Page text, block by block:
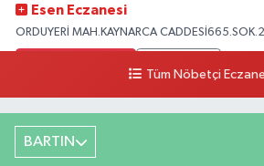
Esen Eczanesi
ORDUYERİ MAH.KAYNARCA
Şiremirçavuş Mahallesi, Kırıkçı Zeliha Ana
0 (378) 227 85 45
Tüm Nöbetçi
BARTIN